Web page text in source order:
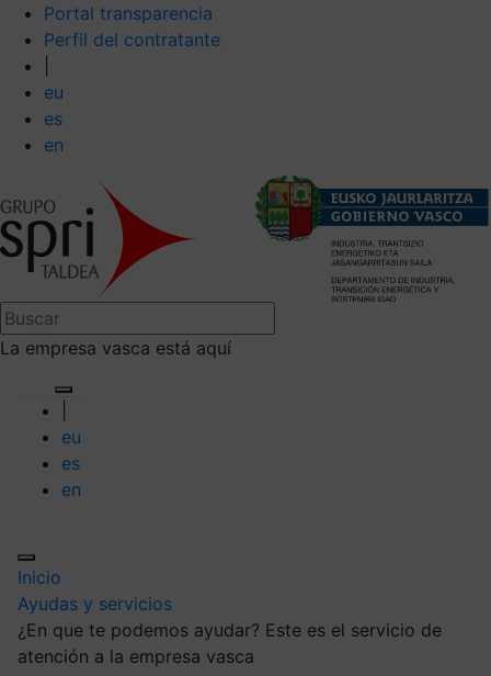
Portal transparencia
Perfil del contratante
eu
es
en
La empresa vasca está aquí
eu
es
en
Inicio
Ayudas y servicios
¿En que te podemos ayudar? Este es el servicio de
atención a la empresa vasca